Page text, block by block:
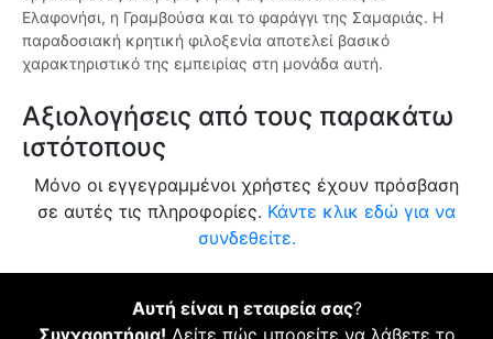
Ελαφονήσι, η Γραμβούσα και το φαράγγι της Σαμαριάς. Η
παραδοσιακή κρητική φιλοξενία αποτελεί βασικό
χαρακτηριστικό της εμπειρίας στη μονάδα αυτή.
Αξιολογήσεις από τους παρακάτω
ιστότοπους
Μόνο οι εγγεγραμμένοι χρήστες έχουν πρόσβαση
σε αυτές τις πληροφορίες. Κάντε κλικ εδώ για να
συνδεθείτε.
Αυτή είναι η εταιρεία σας?